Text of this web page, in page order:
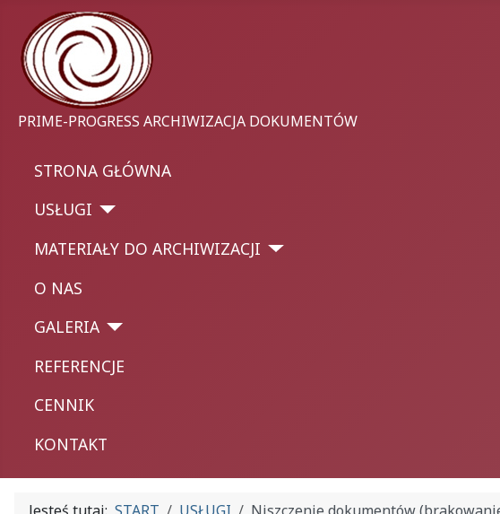
PRIME-PROGRESS ARCHIWIZACJA DOKUMENTÓW
STRONA GŁÓWNA
USŁUGI
MATERIAŁY DO ARCHIWIZACJI
O NAS
GALERIA
REFERENCJE
CENNIK
KONTAKT